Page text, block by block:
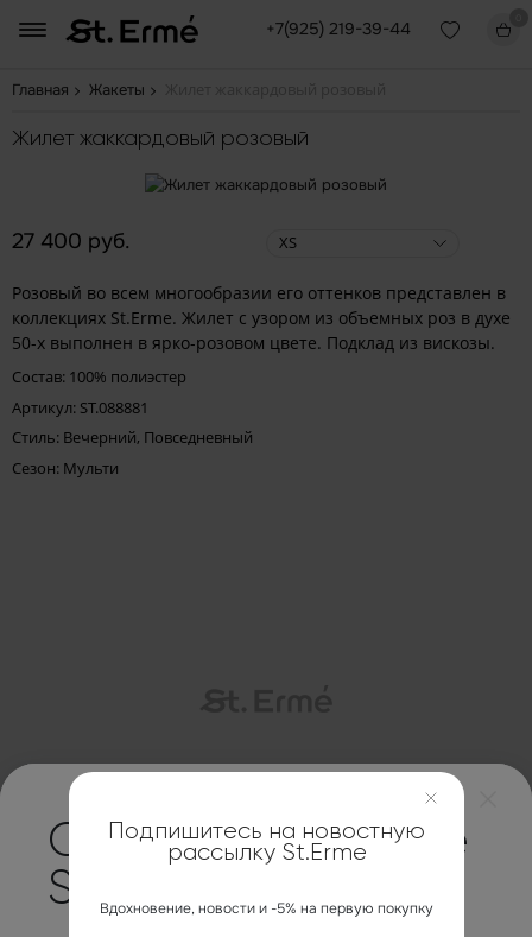
+7(925) 219-39-44
Главная Жакеты
Жилет жаккардовый розовый
27 400 руб. XS
Розовый во всем многообразии его оттенков представлен в
коллекциях St.Erme. Жилет с узором из объемных роз в духе
50-х выполнен в ярко-розовом цвете. Подклад из вискозы.
Состав: 100% полиэстер
Артикул: ST.088881
Стиль: Вечерний, Повседневный
Сезон: Мульти
Подпишитесь на новостную
рассылку St.Erme
Вдохновение, новости и -5% на первую покупку
Change Language
Site